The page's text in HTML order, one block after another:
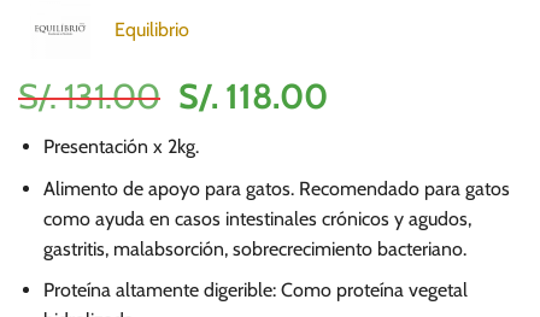
Equilibrio
S/.131.00 El
precio
original
era:
S/.
131.00.
S/. 118.00El
es:
S/.
118.00.
Presentación x 2kg.
Alimento de apoyo para gatos. Recomendado para gatos
como ayuda en casos intestinales crónicos y agudos,
gastritis, malabsorción, sobrecrecimiento bacteriano.
Proteína altamente digerible: Como proteína vegetal